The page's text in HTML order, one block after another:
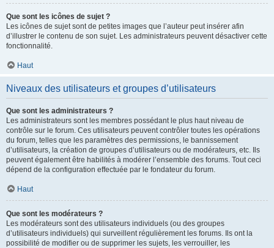
Que sont les icônes de sujet ?
Les icônes de sujet sont de petites images que l’auteur peut insérer afin
d’illustrer le contenu de son sujet. Les administrateurs peuvent désactiver cette
fonctionnalité.
Haut
Niveaux des utilisateurs et groupes d’utilisateurs
Que sont les administrateurs ?
Les administrateurs sont les membres possédant le plus haut niveau de
contrôle sur le forum. Ces utilisateurs peuvent contrôler toutes les opérations
du forum, telles que les paramètres des permissions, le bannissement
d’utilisateurs, la création de groupes d’utilisateurs ou de modérateurs, etc. Ils
peuvent également être habilités à modérer l’ensemble des forums. Tout ceci
dépend de la configuration effectuée par le fondateur du forum.
Haut
Que sont les modérateurs ?
Les modérateurs sont des utilisateurs individuels (ou des groupes
d’utilisateurs individuels) qui surveillent régulièrement les forums. Ils ont la
possibilité de modifier ou de supprimer les sujets, les verrouiller, les